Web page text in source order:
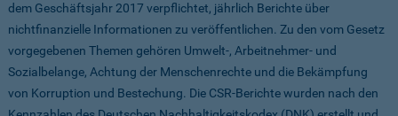
dem Geschäftsjahr 2017 verpflichtet, jährlich Berichte über
nichtfinanzielle Informationen zu veröffentlichen. Zu den vom Gesetz
vorgegebenen Themen gehören Umwelt-, Arbeitnehmer- und
Sozialbelange, Achtung der Menschenrechte und die Bekämpfung
von Korruption und Bestechung. Die CSR-Berichte wurden nach den